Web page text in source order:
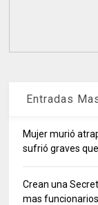
Entradas
Mujer murió
sufrió graves
Crean una
mas